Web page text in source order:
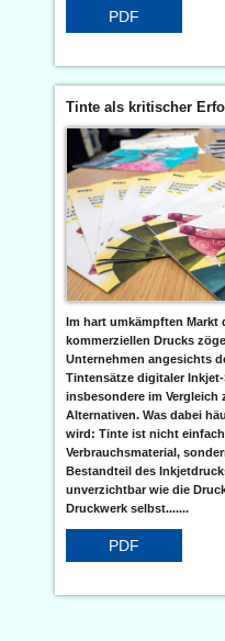
PDF
Tinte als kritischer
Im hart umkämpften Markt
kommerziellen Drucks
Unternehmen angesichts
Tintensätze digitaler Inkjet-
insbesondere im Vergleich
Alternativen. Was dabei
wird: Tinte ist nicht
Verbrauchsmaterial,
Bestandteil des
unverzichtbar wie die
Druckwerk selbst.......
PDF